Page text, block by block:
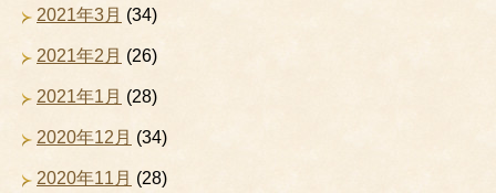
2021年3月 (34)
2021年2月 (26)
2021年1月 (28)
2020年12月 (34)
2020年11月 (28)